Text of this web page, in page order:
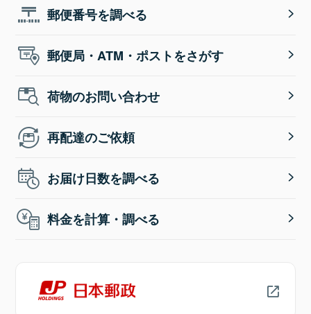
郵便番号を調べる
郵便局・ATM・ポストをさがす
荷物のお問い合わせ
再配達のご依頼
お届け日数を調べる
料金を計算・調べる